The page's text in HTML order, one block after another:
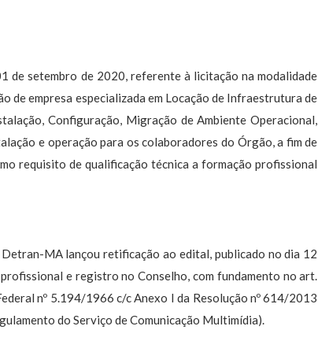
de setembro de 2020, referente à licitação na modalidade
de empresa especializada em Locação de Infraestrutura de
Configuração, Migração de Ambiente Operacional,
e operação para os colaboradores do Órgão, a fim de
requisito de qualificação técnica a formação profissional
MA lançou retificação ao edital, publicado no dia 12
e registro no Conselho, com fundamento no art.
Federal nº 5.194/1966 c/c Anexo I da Resolução nº 614/2013
do Serviço de Comunicação Multimídia).